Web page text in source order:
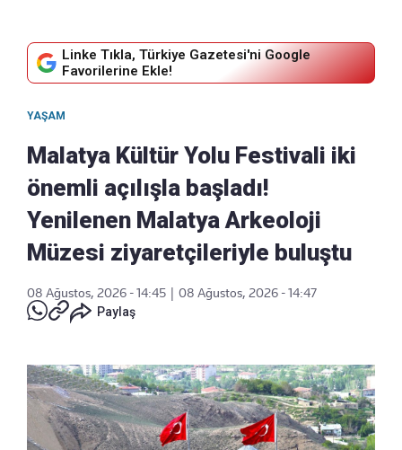
Linke Tıkla, Türkiye Gazetesi'ni Google
Favorilerine Ekle!
YAŞAM
Malatya Kültür Yolu Festivali iki
önemli açılışla başladı!
Yenilenen Malatya Arkeoloji
Müzesi ziyaretçileriyle buluştu
08 Ağustos, 2026 - 14:45
08 Ağustos, 2026 - 14:47
Paylaş